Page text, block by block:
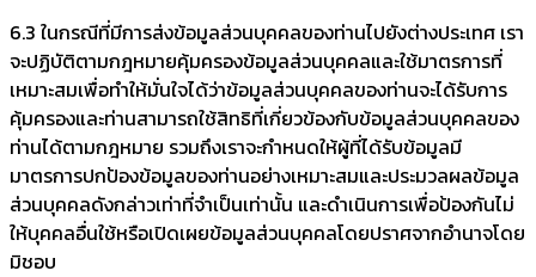
6.3 ในกรณีที่มีการส่งข้อมูลส่วนบุคคลของท่านไปยังต่างประเทศ เรา
จะปฏิบัติตามกฎหมายคุ้มครองข้อมูลส่วนบุคคลและใช้มาตรการที่
เหมาะสมเพื่อทำให้มั่นใจได้ว่าข้อมูลส่วนบุคคลของท่านจะได้รับการ
คุ้มครองและท่านสามารถใช้สิทธิที่เกี่ยวข้องกับข้อมูลส่วนบุคคลของ
ท่านได้ตามกฎหมาย รวมถึงเราจะกำหนดให้ผู้ที่ได้รับข้อมูลมี
มาตรการปกป้องข้อมูลของท่านอย่างเหมาะสมและประมวลผลข้อมูล
ส่วนบุคคลดังกล่าวเท่าที่จำเป็นเท่านั้น และดำเนินการเพื่อป้องกันไม่
ให้บุคคลอื่นใช้หรือเปิดเผยข้อมูลส่วนบุคคลโดยปราศจากอำนาจโดย
มิชอบ